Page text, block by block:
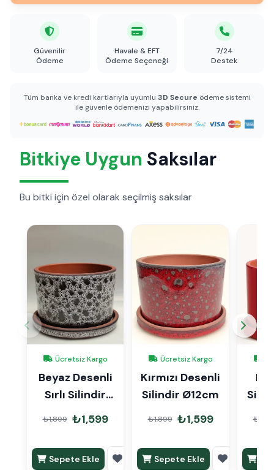
Güvenilir
Ödeme
Havale & EFT
Ödeme Seçeneği
7/24
Destek
Tüm banka ve kredi kartlarıyla uyumlu 3D Secure ödeme sistemi
ile güvenle ödemenizi yapabilirsiniz.
Bitkiye Uygun Saksılar
Bu bitki için özel olarak seçilmiş saksılar
Ücretsiz Kargo
Beyaz Desenli
Sırlı Silindir
Ø12cm
₺1,899 ₺1,599
Sepete Ekle
Ücretsiz Kargo
Kırmızı Desenli
Silindir Ø12cm
₺1,899 ₺1,599
Sepete Ekle